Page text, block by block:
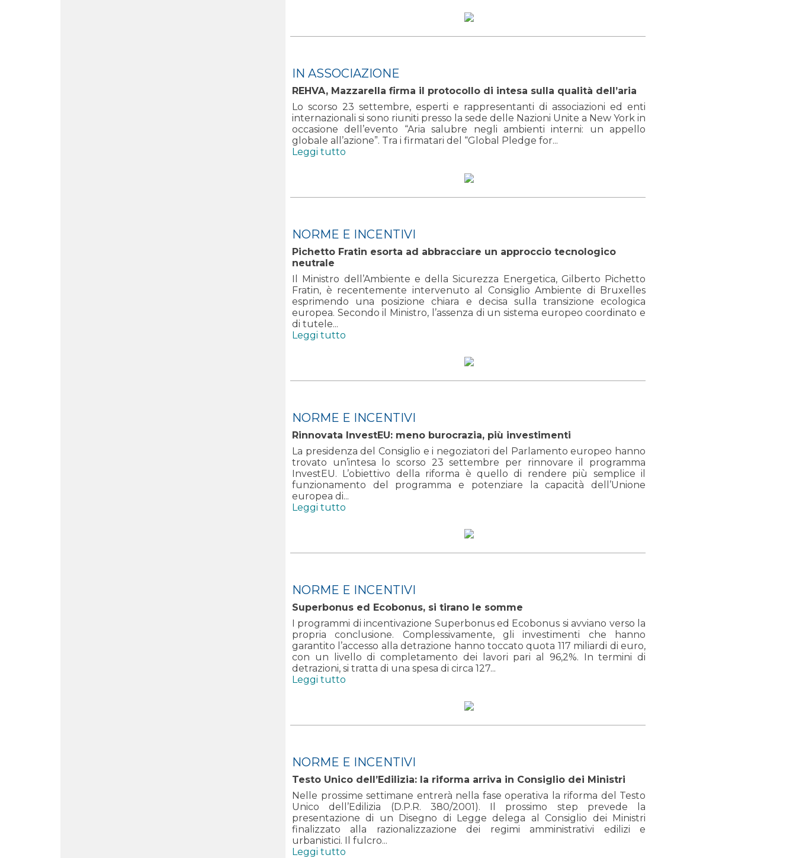
IN ASSOCIAZIONE
REHVA, Mazzarella firma il protocollo di intesa sulla qualità dell’aria
Lo scorso 23 settembre, esperti e rappresentanti di associazioni ed enti
internazionali si sono riuniti presso la sede delle Nazioni Unite a New York in
occasione dell’evento “Aria salubre negli ambienti interni: un appello
globale all’azione”. Tra i firmatari del “Global Pledge for...
Leggi tutto
NORME E INCENTIVI
Pichetto Fratin esorta ad abbracciare un approccio tecnologico
neutrale
Il Ministro dell’Ambiente e della Sicurezza Energetica, Gilberto Pichetto
Fratin, è recentemente intervenuto al Consiglio Ambiente di Bruxelles
esprimendo una posizione chiara e decisa sulla transizione ecologica
europea. Secondo il Ministro, l’assenza di un sistema europeo coordinato e
di tutele...
Leggi tutto
NORME E INCENTIVI
Rinnovata InvestEU: meno burocrazia, più investimenti
La presidenza del Consiglio e i negoziatori del Parlamento europeo hanno
trovato un’intesa lo scorso 23 settembre per rinnovare il programma
InvestEU. L’obiettivo della riforma è quello di rendere più semplice il
funzionamento del programma e potenziare la capacità dell’Unione
europea di...
Leggi tutto
NORME E INCENTIVI
Superbonus ed Ecobonus, si tirano le somme
I programmi di incentivazione Superbonus ed Ecobonus si avviano verso la
propria conclusione. Complessivamente, gli investimenti che hanno
garantito l’accesso alla detrazione hanno toccato quota 117 miliardi di euro,
con un livello di completamento dei lavori pari al 96,2%. In termini di
detrazioni, si tratta di una spesa di circa 127...
Leggi tutto
NORME E INCENTIVI
Testo Unico dell’Edilizia: la riforma arriva in Consiglio dei Ministri
Nelle prossime settimane entrerà nella fase operativa la riforma del Testo
Unico dell’Edilizia (D.P.R. 380/2001). Il prossimo step prevede la
presentazione di un Disegno di Legge delega al Consiglio dei Ministri
finalizzato alla razionalizzazione dei regimi amministrativi edilizi e
urbanistici. Il fulcro...
Leggi tutto